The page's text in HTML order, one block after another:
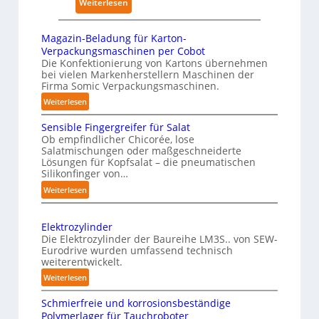
y
i
c
a
l
I
k
e
n
h
a
u
w
i
r
k
u
n
g
n
v
o
n
i
l
A
K
n
s
t
l
c
h
e
I
n
l
n
z
Magazin-Beladung für Karton-
Verpackungsmaschinen per Cobot
Die Konfektionierung von Kartons übernehmen
bei vielen Markenherstellern Maschinen der
Firma Somic Verpackungsmaschinen.
Weiterlesen:
M
a
g
a
z
i
n
B
e
l
a
d
u
n
Sensible Fingergreifer für Salat
Ob empfindlicher Chicorée, lose
Salatmischungen oder maßgeschneiderte
Lösungen für Kopfsalat – die pneumatischen
Silikonfinger von…
Weiterlesen:
S
n
s
i
b
l
Elektrozylinder
Die Elektrozylinder der Baureihe LM3S.. von SEW-
Eurodrive wurden umfassend technisch
weiterentwickelt.
Weiterlesen:
E
l
Schmierfreie und korrosionsbeständige
Polymerlager für Tauchroboter